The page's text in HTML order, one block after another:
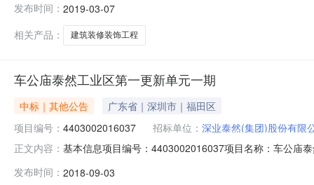
标方式：公开招标工程类型：施工建设单位：深圳市南
发布时间： 2019-03-07
相关产品：
建筑装修装饰工程
车公庙泰然工业区第一更新单元一期
中标｜其他公告
广东省｜深圳市｜福田区
项目编号： 4403002016037 招标单位： 深业泰然(集团)股份有限
正文内容： 基本信息项目编号：4403002016037项目名称：车公庙
0314:13:23发布截止时间：2018-09-0618:00:00公示环
发布时间： 2018-09-03